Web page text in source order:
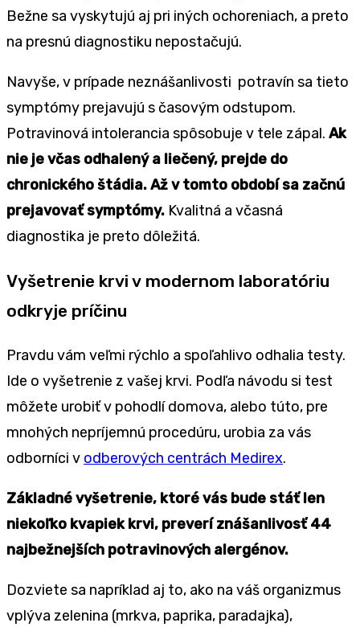
Bežne sa vyskytujú aj pri iných ochoreniach, a preto
na presnú diagnostiku nepostačujú.
Navyše, v prípade neznášanlivosti potravín sa tieto
symptómy prejavujú s časovým odstupom.
Potravinová intolerancia spôsobuje v tele zápal. Ak
nie je včas odhalený a liečený, prejde do
chronického štádia. Až v tomto období sa začnú
prejavovať symptómy. Kvalitná a včasná
diagnostika je preto dôležitá.
Vyšetrenie krvi v modernom laboratóriu
odkryje príčinu
Pravdu vám veľmi rýchlo a spoľahlivo odhalia testy.
Ide o vyšetrenie z vašej krvi. Podľa návodu si test
môžete urobiť v pohodlí domova, alebo túto, pre
mnohých nepríjemnú procedúru, urobia za vás
odborníci v odberových centrách Medirex.
Základné vyšetrenie, ktoré vás bude stáť len
niekoľko kvapiek krvi, preverí znášanlivosť 44
najbežnejších potravinových alergénov.
Dozviete sa napríklad aj to, ako na váš organizmus
vplýva zelenina (mrkva, paprika, paradajka),